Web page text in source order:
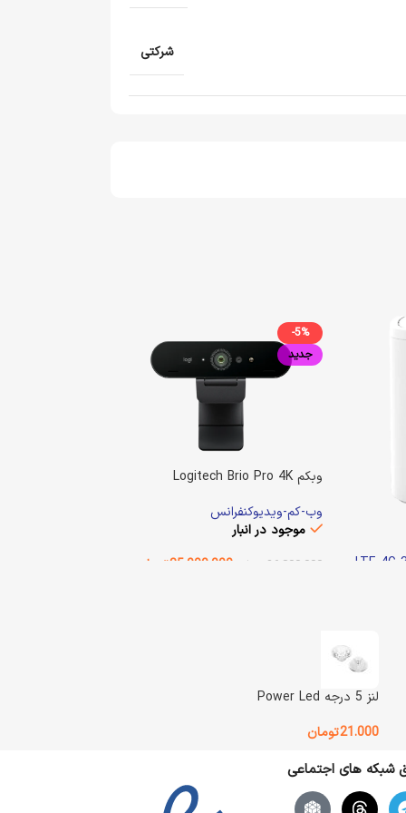
شرکتی
-5%
جدید
وبکم Logitech Brio Pro 4K
وب-کم-ویدیوکنفرانس
موجود در انبار
36.800.000 تومان 35.000.000تومان
وضعیت کالا
نوع اتصال
لنز 5 درجه Power Led
21.000تومان
شبکه های اجتماعی